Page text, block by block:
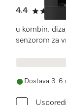
4.4
4.4 od 5
u kombin.
senzorom za
Dostava 3-6